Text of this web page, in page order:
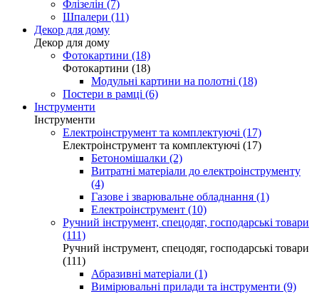
Флізелін (7)
Шпалери (11)
Декор для дому
Декор для дому
Фотокартини (18)
Фотокартини (18)
Модульні картини на полотні (18)
Постери в рамці (6)
Інструменти
Інструменти
Електроінструмент та комплектуючі (17)
Електроінструмент та комплектуючі (17)
Бетономішалки (2)
Витратні матеріали до електроінструменту
(4)
Газове і зварювальне обладнання (1)
Електроінструмент (10)
Ручний інструмент, спецодяг, господарські товари
(111)
Ручний інструмент, спецодяг, господарські товари
(111)
Абразивні матеріали (1)
Вимірювальні прилади та інструменти (9)